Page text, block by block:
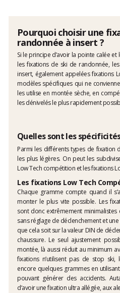
Pourquoi choisir une
randonnée à insert ?
Si le principe d’avoir la pointe calée
les fixations de ski de randonnée,
insert, également appelées fixations
modèles spécifiques qui ne
les utilise en montée sèche, en
les dénivelés le plus rapidement
Quelles sont les
Parmi les différents types de fixation
les plus légères. On peut les
Low Tech compétition et les fixations
Les fixations Low Tech
Chaque gramme compte quand il
monter le plus vite possible. Les
sont donc extrêmement
sans réglage de déclenchement et
que cela soit sur la valeur DIN de
chaussure. Le seul ajustement
montée, là aussi réduit au minimum
fixations n’utilisent pas de stop
encore quelques grammes en
pouvant générer des accidents.
d’avoir une fixation ultra allégée, aux